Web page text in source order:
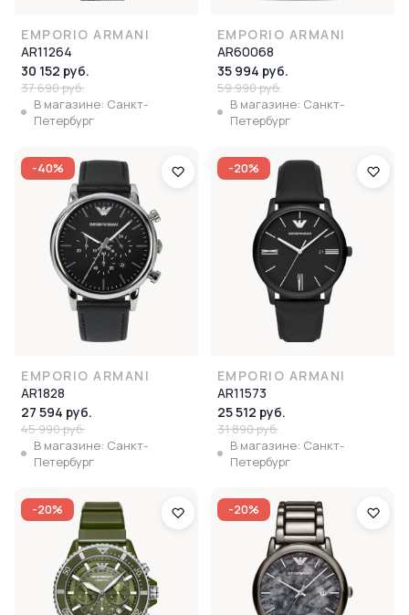
EMPORIO ARMANI
AR11264
30 152 руб.
37 690 руб.
В магазине: Санкт-
Петербург
EMPORIO ARMANI
AR60068
35 994 руб.
59 990 руб.
В магазине: Санкт-
Петербург
-40%
EMPORIO ARMANI
AR1828
27 594 руб.
45 990 руб.
В магазине: Санкт-
Петербург
-20%
EMPORIO ARMANI
AR11573
25 512 руб.
31 890 руб.
В магазине: Санкт-
Петербург
-20% -20%